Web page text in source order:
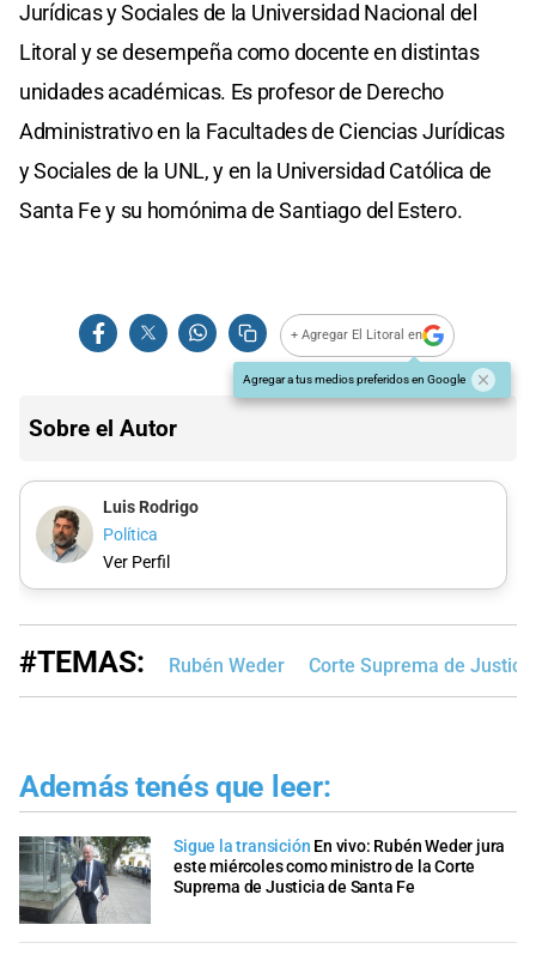
Jurídicas y Sociales de la Universidad Nacional del
Litoral y se desempeña como docente en distintas
unidades académicas. Es profesor de Derecho
Administrativo en la Facultades de Ciencias Jurídicas
y Sociales de la UNL, y en la Universidad Católica de
Santa Fe y su homónima de Santiago del Estero.
+ Agregar El Litoral en
Agregar a tus medios preferidos en Google
Sobre el Autor
Luis Rodrigo
Política
Ver Perfil
#TEMAS: Rubén Weder Corte Suprema de
Además tenés que leer:
Sigue la transición En vivo: Rubén Weder jura
este miércoles como ministro de la Corte
Suprema de Justicia de Santa Fe